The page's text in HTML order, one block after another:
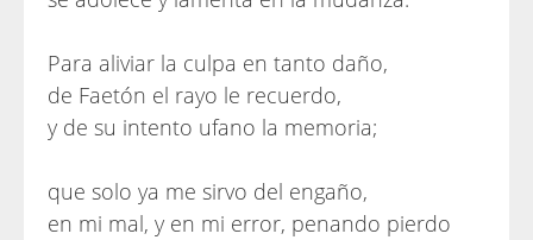
Para aliviar la culpa en tanto daño,
de Faetón el rayo le recuerdo,
y de su intento ufano la memoria;
que solo ya me sirvo del engaño,
en mi mal, y en mi error, penando pierdo